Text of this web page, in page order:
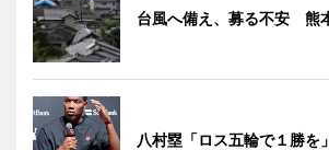
台風へ備え、募る不安 熊
八村塁「ロス五輪で１勝を」